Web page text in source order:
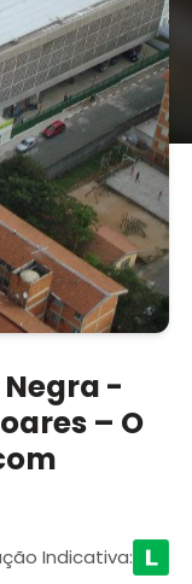
-
– O
Indicativa: